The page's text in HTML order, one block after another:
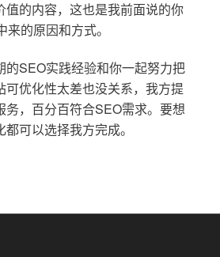
值的内容，这也是我前面说的你
的原因和方式。
的SEO实践经验和你一起努力把
可优化性太差也没关系，我方提
务，百分百符合SEO需求。要想
可以选择我方完成。